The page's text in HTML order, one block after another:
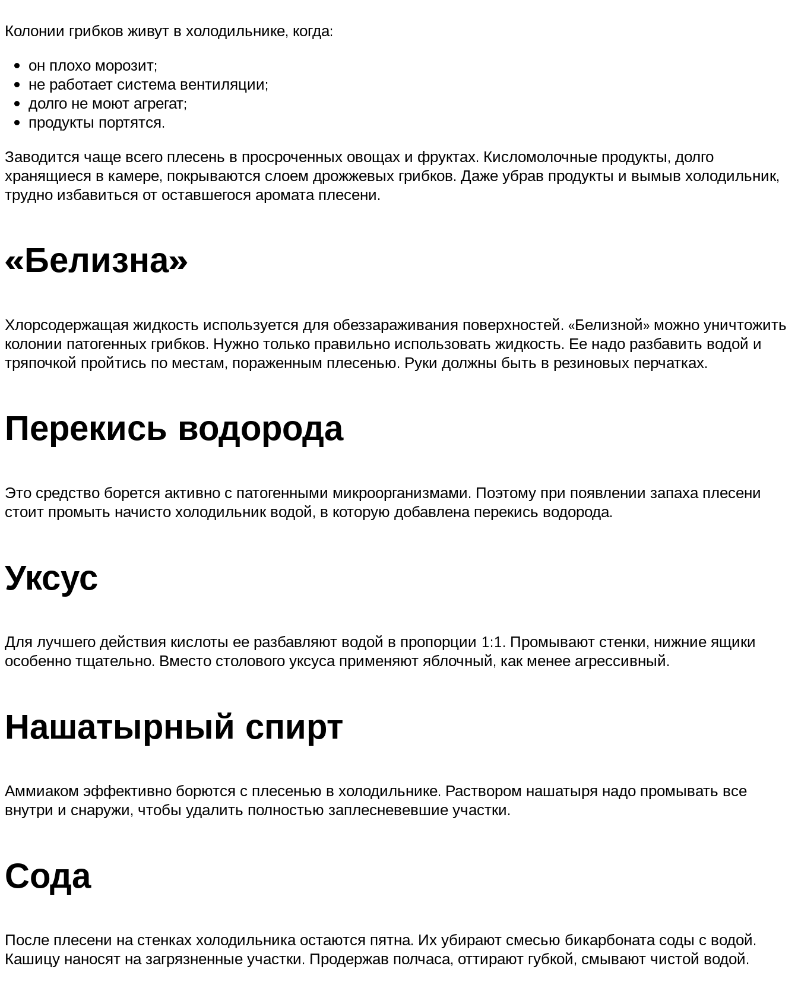
Колонии грибков живут в холодильнике, когда:
он плохо морозит;
не работает система вентиляции;
долго не моют агрегат;
продукты портятся.
Заводится чаще всего плесень в просроченных овощах и фруктах. Кисломолочные продукты, долго
хранящиеся в камере, покрываются слоем дрожжевых грибков. Даже убрав продукты и вымыв холодильник,
трудно избавиться от оставшегося аромата плесени.
«Белизна»
Хлорсодержащая жидкость используется для обеззараживания поверхностей. «Белизной» можно уничтожить
колонии патогенных грибков. Нужно только правильно использовать жидкость. Ее надо разбавить водой и
тряпочкой пройтись по местам, пораженным плесенью. Руки должны быть в резиновых перчатках.
Перекись водорода
Это средство борется активно с патогенными микроорганизмами. Поэтому при появлении запаха плесени
стоит промыть начисто холодильник водой, в которую добавлена перекись водорода.
Уксус
Для лучшего действия кислоты ее разбавляют водой в пропорции 1:1. Промывают стенки, нижние ящики
особенно тщательно. Вместо столового уксуса применяют яблочный, как менее агрессивный.
Нашатырный спирт
Аммиаком эффективно борются с плесенью в холодильнике. Раствором нашатыря надо промывать все
внутри и снаружи, чтобы удалить полностью заплесневевшие участки.
Сода
После плесени на стенках холодильника остаются пятна. Их убирают смесью бикарбоната соды с водой.
Кашицу наносят на загрязненные участки. Продержав полчаса, оттирают губкой, смывают чистой водой.